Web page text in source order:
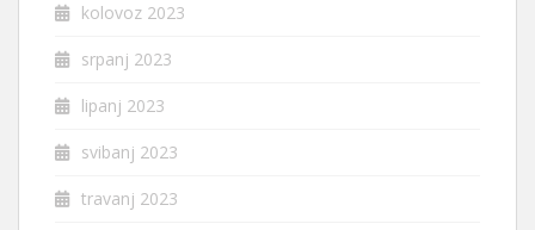
kolovoz 2023
srpanj 2023
lipanj 2023
svibanj 2023
travanj 2023